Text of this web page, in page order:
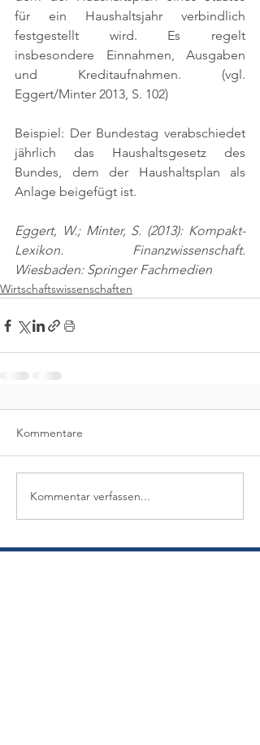
für ein Haushaltsjahr verbindlich
festgestellt wird. Es regelt
insbesondere Einnahmen, Ausgaben
und Kreditaufnahmen. (vgl.
Eggert/Minter 2013, S. 102)
Beispiel: Der Bundestag verabschiedet
jährlich das Haushaltsgesetz des
Bundes, dem der Haushaltsplan als
Anlage beigefügt ist.
Eggert, W.; Minter, S. (2013): Kompakt-
Lexikon. Finanzwissenschaft.
Wiesbaden: Springer Fachmedien
Wirtschaftswissenschaften
Kommentare
Kommentar verfassen...